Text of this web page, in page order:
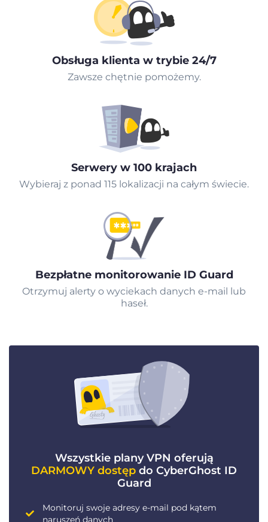
Obsługa klienta w trybie 24/7
Zawsze chętnie pomożemy.
Serwery w 100 krajach
Wybieraj z ponad 115 lokalizacji na całym świecie.
Bezpłatne monitorowanie ID Guard
Otrzymuj alerty o wyciekach danych e-mail lub
haseł.
Wszystkie plany VPN oferują
DARMOWY dostęp do CyberGhost ID
Guard
Monitoruj swoje adresy e-mail pod kątem
naruszeń danych